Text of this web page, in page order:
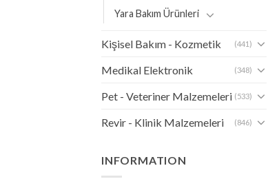
Yara Bakım Ürünleri
Kişisel Bakım - Kozmetik (441)
Medikal Elektronik (348)
Pet - Veteriner Malzemeleri (533)
Revir - Klinik Malzemeleri (846)
INFORMATION